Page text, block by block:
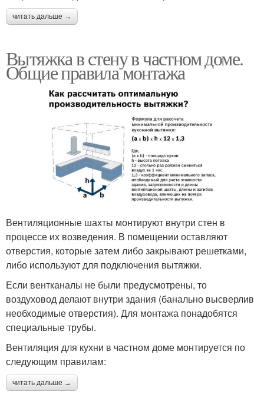
читать дальше →
Вытяжка в стену в частном доме.
Общие правила монтажа
Вентиляционные шахты монтируют внутри стен в
процессе их возведения. В помещении оставляют
отверстия, которые затем либо закрывают решетками,
либо используют для подключения вытяжки.
Если вентканалы не были предусмотрены, то
воздуховод делают внутри здания (банально высверлив
необходимые отверстия). Для монтажа понадобятся
специальные трубы.
Вентиляция для кухни в частном доме монтируется по
следующим правилам:
читать дальше →